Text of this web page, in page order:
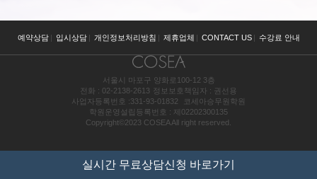
예약상담 | 입시상담 | 개인정보처리방침 | 제휴업체 | CONTACT US | 수강료 안내
서울시 마포구 양화로100-12 3층
전화 : 02-2138-2613 정보보호책임자 : 권선용
사업자등록번호 :331-93-01832
코세아승무원학원
학원운영설립등록번호 : 제02202300135
Copyright©2023 COSEA All right reserved.
실시간 무료상담신청 바로가기